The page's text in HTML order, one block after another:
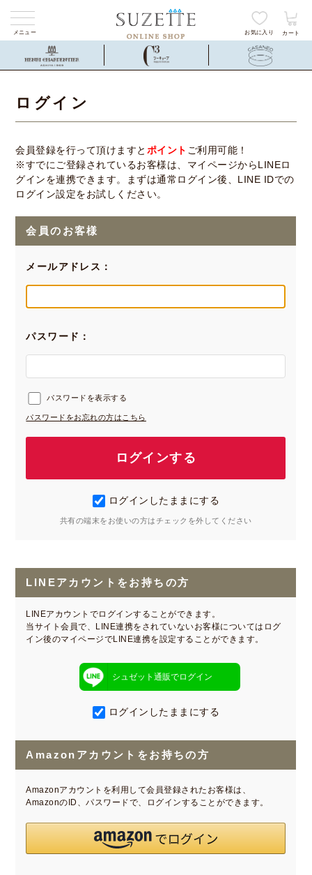
メニュー お気に入り カート
ログイン
会員登録を行って頂けますと ポイント ご利用可能！
※すでにご登録されているお客様は、マイページからLINEロ
グインを連携できます。まずは通常ログイン後、LINE IDでの
ログイン設定をお試しください。
会員のお客様
メールアドレス：
パスワード：
パスワードを表示する
パスワードをお忘れの方はこちら
ログインしたままにする
共有の端末をお使いの方はチェックを外してください
LINEアカウントをお持ちの方
LINEアカウントでログインすることができます。
当サイト会員で、LINE連携をされていないお客様についてはログ
イン後のマイページでLINE連携を設定することができます。
シュゼット通販でログイン
ログインしたままにする
Amazonアカウントをお持ちの方
Amazonアカウントを利用して会員登録されたお客様は、
AmazonのID、パスワードで、ログインすることができます。